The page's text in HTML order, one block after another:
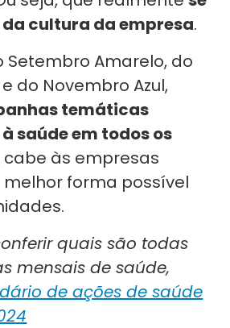
cultura da empresa.
Setembro Amarelo, do
do Novembro Azul,
temáticas
saúde em todos os
cabe às empresas
forma possível
quais são todas
mensais de saúde,
de ações de saúde